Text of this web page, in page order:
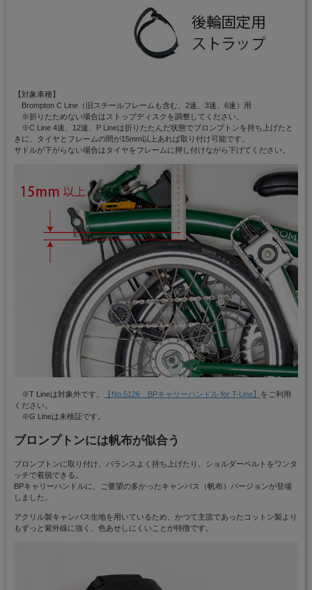
【対象車種】
Brompton C Line（旧スチールフレームも含む、2速、3速、6速）用
※折りたためない場合はストップディスクを調整してください。
※C Line 4速、12速、P Lineは折りたたんだ状態でブロンプトンを持ち上げたと
きに、タイヤとフレームの間が15mm以上あれば取り付け可能です。
サドルが下がらない場合はタイヤをフレームに押し付けながら下げてください。
※T Lineは対象外です。 【No.5126 BPキャリーハンドル for T-Line】 をご利用
ください。
※G Lineは未検証です。
ブロンプトンには帆布が似合う
ブロンプトンに取り付け、バランスよく持ち上げたり、ショルダーベルトをワンタ
ッチで着脱できる。
BPキャリーハンドルに、ご要望の多かったキャンバス（帆布）バージョンが登場
しました。
アクリル製キャンバス生地を用いているため、かつて主流であったコットン製より
もずっと紫外線に強く、色あせしにくいことが特徴です。